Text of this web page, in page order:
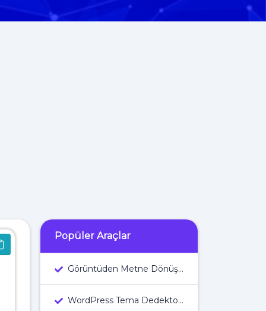
Popüler Araçlar
Görüntüden Metne Dönüştürücü
WordPress Tema Dedektörü